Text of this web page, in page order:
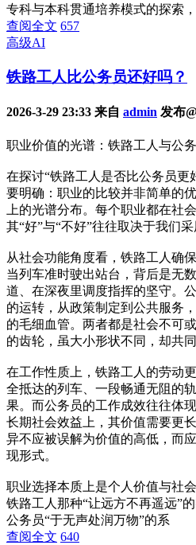
专科与本科贯通培养模式的探索
查阅全文 657
高级AI
铁路工人比公务员还好吗？
2026-3-29 23:33 来自 admin 发布
职业价值的光谱：铁路工人与公
在探讨“铁路工人是否比公务员更
要明确：职业的比较并非简单的
上的光谱分布。每个职业都在社
其“好”与“不好”往往取决于我们采
从社会功能角度看，铁路工人确
当列车准时驶出站台，背后是无
道、在深夜里调度指挥的坚守。
的运转，从政策制定到公共服务
的毛细血管。两者都是社会不可
的齿轮，虽大小形状不同，却共
在工作性质上，铁路工人的劳动
全抵达的列车、一段畅通无阻的
果。而公务员的工作成效往往体
长期社会效益上，其价值需要更
异不应被误解为价值的高低，而
现形式。
职业选择本质上是个人价值与社
铁路工人那种“让远方不再遥远”
公务员“于无声处润万物”的系
查阅全文 640